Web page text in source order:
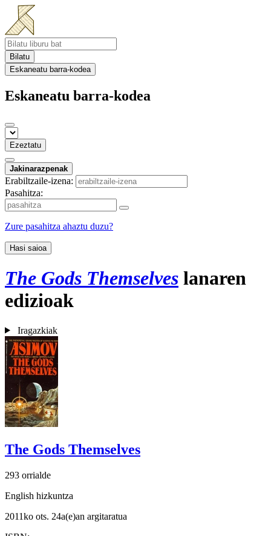
Bilatu
Eskaneatu barra-kodea
Eskaneatu barra-kodea
Ezeztatu
Jakinarazpenak
Erabiltzaile-izena:
Pasahitza:
Zure pasahitza ahaztu duzu?
Hasi saioa
The Gods Themselves lanaren
edizioak
Iragazkiak
The Gods Themselves
293 orrialde
English hizkuntza
2011ko ots. 24a(e)an argitaratua